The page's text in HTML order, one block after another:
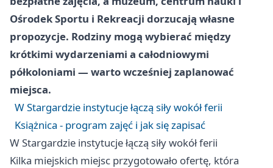
Ośrodek Sportu i Rekreacji dorzucają własne
propozycje. Rodziny mogą wybierać między
krótkimi wydarzeniami a całodniowymi
półkoloniami — warto wcześniej zaplanować
miejsca.
W Stargardzie instytucje łączą siły wokół ferii
Książnica - program zajęć i jak się zapisać
W Stargardzie instytucje łączą siły wokół ferii
Kilka miejskich miejsc przygotowało ofertę, która